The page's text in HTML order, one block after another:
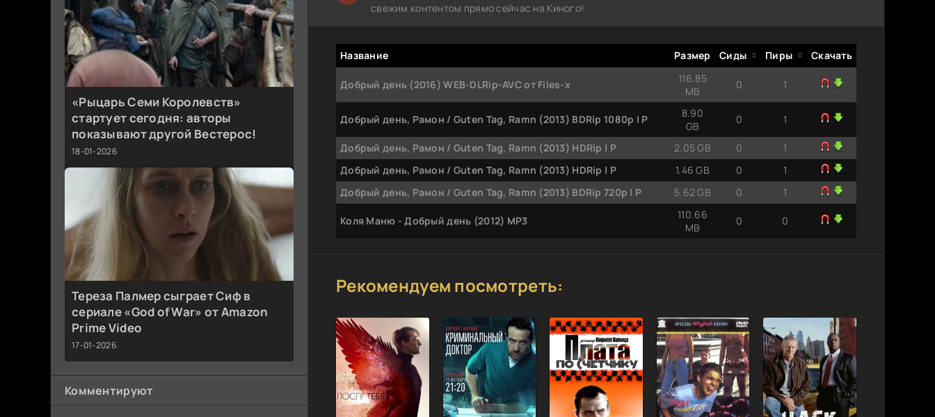
«Рыцарь Семи Королевств»
стартует сегодня: авторы
показывают другой Вестерос!
18-01-2026
Тереза Палмер сыграет Сиф в
сериале «God of War» от Amazon
Prime Video
17-01-2026
Комментируют
свежим контентом прямо сейчас на Киного!
Название Размер Сиды Пиры Скачать
Добрый день (2016) WEB-DLRip-AVC от Files-x
116.85
MB
0 1
Добрый день, Рамон / Guten Tag, Ramn (2013) BDRip 1080p | P
8.90
GB
0 1
Добрый день, Рамон / Guten Tag, Ramn (2013) НDRip | P 2.05 GB 0
1
Добрый день, Рамон / Guten Tag, Ramn (2013) НDRip | P
1.46 GB 0
1
Добрый день, Рамон / Guten Tag, Ramn (2013) BDRip 720p | P
5.62 GB 0 1
Коля Маню - Добрый день (2012) MP3
110.66
MB
0 0
Рекомендуем посмотреть: